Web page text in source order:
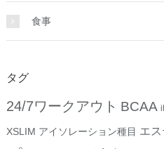
食事
タグ
24/7ワークアウト BCAA
XSLIM アイソレーション種目 エス